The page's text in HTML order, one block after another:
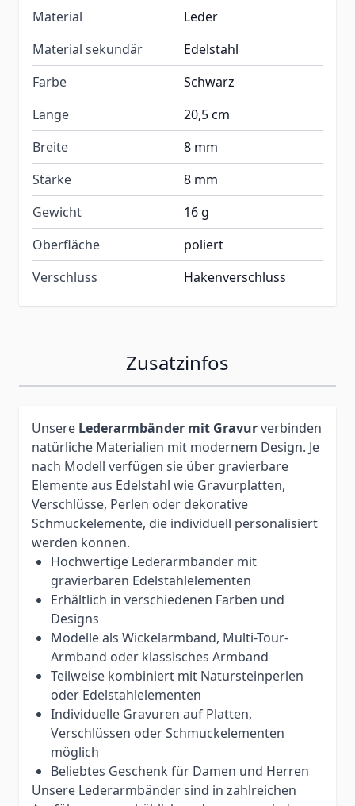
Material
Leder
Material sekundär
Edelstahl
Farbe
Schwarz
Länge
20,5 cm
Breite
8 mm
Stärke
8 mm
Gewicht
16 g
Oberfläche
poliert
Verschluss
Hakenverschluss
Zusatzinfos
Unsere Lederarmbänder mit Gravurverbinden
natürliche Materialien mit modernem Design. Je
nach Modell verfügen sie über gravierbare
Elemente aus Edelstahl wie Gravurplatten,
Verschlüsse, Perlen oder dekorative
Schmuckelemente, die individuell personalisiert
werden können.
Hochwertige Lederarmbänder mit
gravierbaren Edelstahlelementen
Erhältlich in verschiedenen Farben und
Designs
Modelle als Wickelarmband, Multi-Tour-
Armband oder klassisches Armband
Teilweise kombiniert mit Natursteinperlen
oder Edelstahlelementen
Individuelle Gravuren auf Platten,
Verschlüssen oder Schmuckelementen
möglich
Beliebtes Geschenk für Damen und Herren
Unsere Lederarmbänder sind in zahlreichen